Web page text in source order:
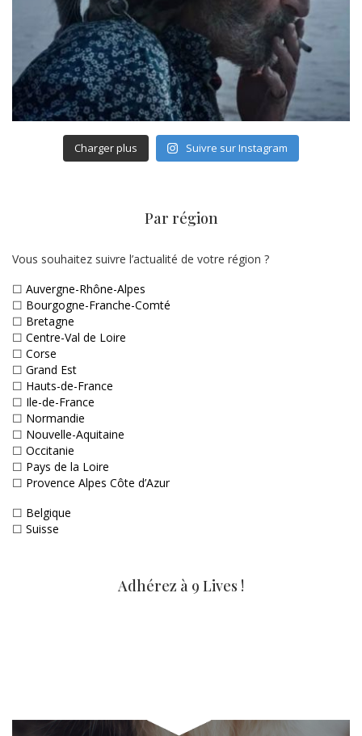
Charger plus Suivre sur Instagram
Par région
Vous souhaitez suivre l’actualité de votre région ?
☐ Auvergne-Rhône-Alpes
☐ Bourgogne-Franche-Comté
☐ Bretagne
☐ Centre-Val de Loire
☐ Corse
☐ Grand Est
☐ Hauts-de-France
☐ Ile-de-France
☐ Normandie
☐ Nouvelle-Aquitaine
☐ Occitanie
☐ Pays de la Loire
☐ Provence Alpes Côte d’Azur
☐ Belgique
☐ Suisse
Adhérez à 9 Lives !